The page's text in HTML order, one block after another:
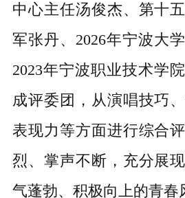
中心主任汤俊杰、第十
军张丹、2026年宁波大
2023年宁波职业技术学
成评委团，从演唱技巧
表现力等方面进行综合
烈、掌声不断，充分展
气蓬勃、积极向上的青春